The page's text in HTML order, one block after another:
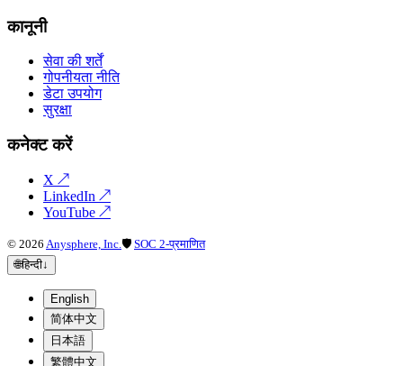
कानूनी
सेवा की शर्तें
गोपनीयता नीति
डेटा उपयोग
सुरक्षा
कनेक्ट करें
X ↗
LinkedIn ↗
YouTube ↗
© 2026 Anysphere, Inc. 🛡 SOC 2-प्रमाणित
🌐हिन्दी↓
English
简体中文
日本語
繁體中文